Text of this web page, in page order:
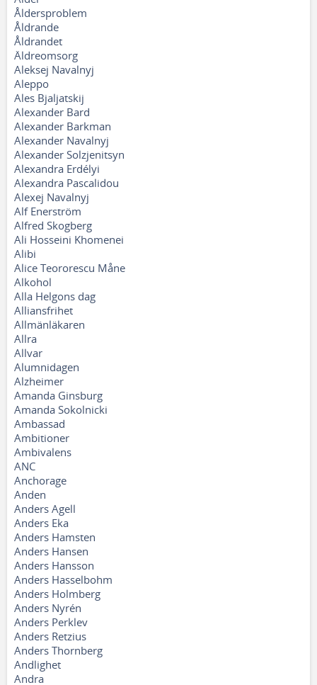
Åldersproblem
Åldrande
Åldrandet
Äldreomsorg
Aleksej Navalnyj
Aleppo
Ales Bjaljatskij
Alexander Bard
Alexander Barkman
Alexander Navalnyj
Alexander Solzjenitsyn
Alexandra Erdélyi
Alexandra Pascalidou
Alexej Navalnyj
Alf Enerström
Alfred Skogberg
Ali Hosseini Khomenei
Alibi
Alice Teororescu Måne
Alkohol
Alla Helgons dag
Alliansfrihet
Allmänläkaren
Allra
Allvar
Alumnidagen
Alzheimer
Amanda Ginsburg
Amanda Sokolnicki
Ambassad
Ambitioner
Ambivalens
ANC
Anchorage
Anden
Anders Agell
Anders Eka
Anders Hamsten
Anders Hansen
Anders Hansson
Anders Hasselbohm
Anders Holmberg
Anders Nyrén
Anders Perklev
Anders Retzius
Anders Thornberg
Andlighet
Andra